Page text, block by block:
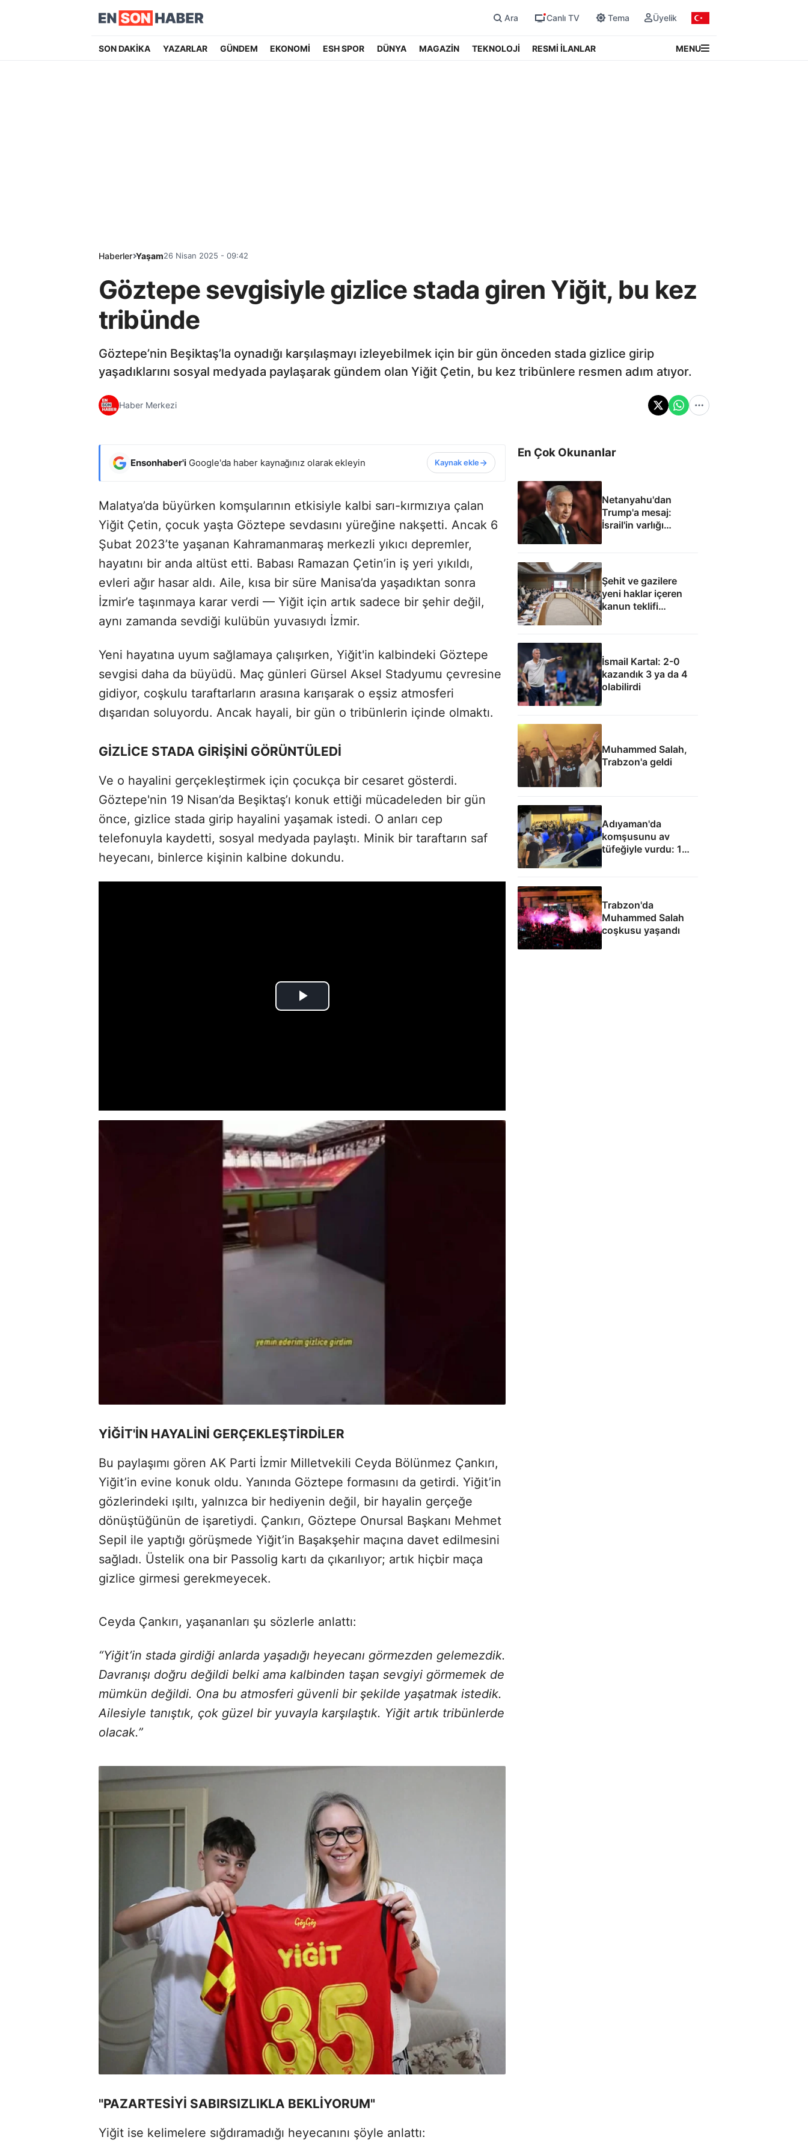
Ara Canlı TV Tema Üyelik
SON DAKİKA YAZARLAR GÜNDEM EKONOMİ ESH SPOR DÜNYA MAGAZİN TEKNOLOJİ RESMİ İLANLAR MENU
Haberler Yaşam26 Nisan 2025 - 09:42
Göztepe sevgisiyle gizlice stada giren Yiğit, bu kez
tribünde
Göztepe’nin Beşiktaş’la oynadığı karşılaşmayı izleyebilmek için bir gün önceden stada gizlice girip
yaşadıklarını sosyal medyada paylaşarak gündem olan Yiğit Çetin, bu kez tribünlere resmen adım atıyor.
Haber Merkezi
Ensonhaber'i Google'da haber kaynağınız olarak ekleyin Kaynak ekle
Malatya’da büyürken komşularının etkisiyle kalbi sarı-kırmızıya çalan
Yiğit Çetin, çocuk yaşta Göztepe sevdasını yüreğine nakşetti. Ancak 6
Şubat 2023’te yaşanan Kahramanmaraş merkezli yıkıcı depremler,
hayatını bir anda altüst etti. Babası Ramazan Çetin’in iş yeri yıkıldı,
evleri ağır hasar aldı. Aile, kısa bir süre Manisa’da yaşadıktan sonra
İzmir’e taşınmaya karar verdi — Yiğit için artık sadece bir şehir değil,
aynı zamanda sevdiği kulübün yuvasıydı İzmir.
Yeni hayatına uyum sağlamaya çalışırken, Yiğit'in kalbindeki Göztepe
sevgisi daha da büyüdü. Maç günleri Gürsel Aksel Stadyumu çevresine
gidiyor, coşkulu taraftarların arasına karışarak o eşsiz atmosferi
dışarıdan soluyordu. Ancak hayali, bir gün o tribünlerin içinde olmaktı.
GİZLİCE STADA GİRİŞİNİ GÖRÜNTÜLEDİ
Ve o hayalini gerçekleştirmek için çocukça bir cesaret gösterdi.
Göztepe'nin 19 Nisan’da Beşiktaş’ı konuk ettiği mücadeleden bir gün
önce, gizlice stada girip hayalini yaşamak istedi. O anları cep
telefonuyla kaydetti, sosyal medyada paylaştı. Minik bir taraftarın saf
heyecanı, binlerce kişinin kalbine dokundu.
YİĞİT'İN HAYALİNİ GERÇEKLEŞTİRDİLER
Bu paylaşımı gören AK Parti İzmir Milletvekili Ceyda Bölünmez Çankırı,
Yiğit’in evine konuk oldu. Yanında Göztepe formasını da getirdi. Yiğit’in
gözlerindeki ışıltı, yalnızca bir hediyenin değil, bir hayalin gerçeğe
dönüştüğünün de işaretiydi. Çankırı, Göztepe Onursal Başkanı Mehmet
Sepil ile yaptığı görüşmede Yiğit’in Başakşehir maçına davet edilmesini
sağladı. Üstelik ona bir Passolig kartı da çıkarılıyor; artık hiçbir maça
gizlice girmesi gerekmeyecek.
Ceyda Çankırı, yaşananları şu sözlerle anlattı:
“Yiğit’in stada girdiği anlarda yaşadığı heyecanı görmezden gelemezdik.
Davranışı doğru değildi belki ama kalbinden taşan sevgiyi görmemek de
mümkün değildi. Ona bu atmosferi güvenli bir şekilde yaşatmak istedik.
Ailesiyle tanıştık, çok güzel bir yuvayla karşılaştık. Yiğit artık tribünlerde
olacak.”
"PAZARTESİYİ SABIRSIZLIKLA BEKLİYORUM"
Yiğit ise kelimelere sığdıramadığı heyecanını şöyle anlattı:
En Çok Okunanlar
Netanyahu'dan
Trump'a mesaj:
İsrail'in varlığı
Şehit ve gazilere
yeni haklar içeren
kanun teklifi
komisyondan geçti
İsmail Kartal: 2-0
kazandık 3 ya da 4
olabilirdi
Muhammed Salah,
Trabzon'a geldi
Adıyaman'da
komşusunu av
tüfeğiyle vurdu: 1
Trabzon'da
Muhammed Salah
coşkusu yaşandı